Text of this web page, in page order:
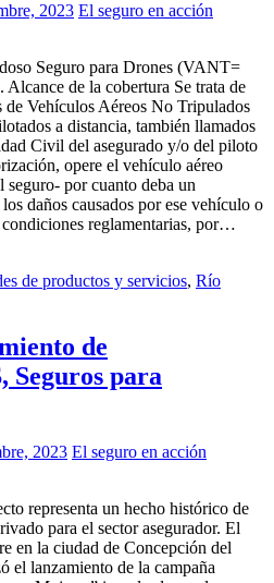
2023 El seguro en acción
Seguro para Drones (VANT=
de la cobertura Se trata de
de Vehículos Aéreos No Tripulados
a distancia, también llamados
Civil del asegurado y/o del piloto
opere el vehículo aéreo
por cuanto deba un
daños causados por ese vehículo o
reglamentarias, por…
de productos y servicios, Río
de
Seguros para
2023 El seguro en acción
representa un hecho histórico de
para el sector asegurador. El
en la ciudad de Concepción del
el lanzamiento de la campaña